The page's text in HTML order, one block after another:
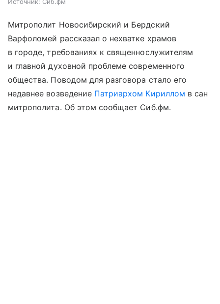
Источник: Сиб.фм
Митрополит Новосибирский и Бердский
Варфоломей рассказал о нехватке храмов
в городе, требованиях к священнослужителям
и главной духовной проблеме современного
общества. Поводом для разговора стало его
недавнее возведение Патриархом Кириллом в сан
митрополита. Об этом сообщает Сиб.фм.